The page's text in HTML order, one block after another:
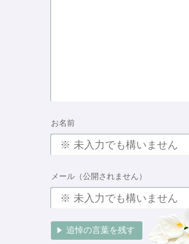
お名前
メール（公開されません）